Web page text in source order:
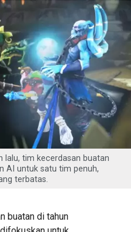
lalu, tim kecerdasan buatan
AI untuk satu tim penuh,
terbatas.
buatan di tahun